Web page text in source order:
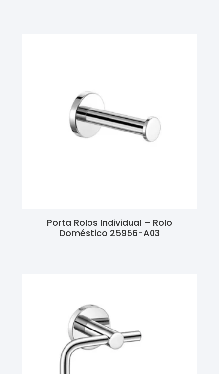
Porta Rolos Individual – Rolo
Doméstico 25956-A03